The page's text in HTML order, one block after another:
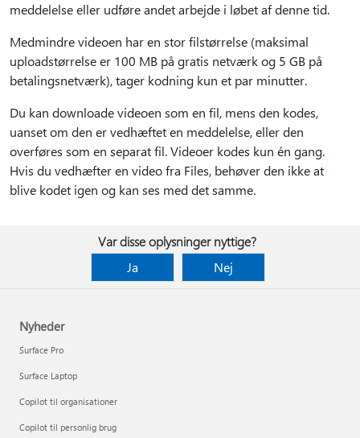
meddelelse eller udføre andet arbejde i løbet af denne tid.
Medmindre videoen har en stor filstørrelse (maksimal
uploadstørrelse er 100 MB på gratis netværk og 5 GB på
betalingsnetværk), tager kodning kun et par minutter.
Du kan downloade videoen som en fil, mens den kodes,
uanset om den er vedhæftet en meddelelse, eller den
overføres som en separat fil. Videoer kodes kun én gang.
Hvis du vedhæfter en video fra Files, behøver den ikke at
blive kodet igen og kan ses med det samme.
Var disse oplysninger nyttige?
Ja
Nej
Nyheder
Surface Pro
Surface Laptop
Copilot til organisationer
Copilot til personlig brug